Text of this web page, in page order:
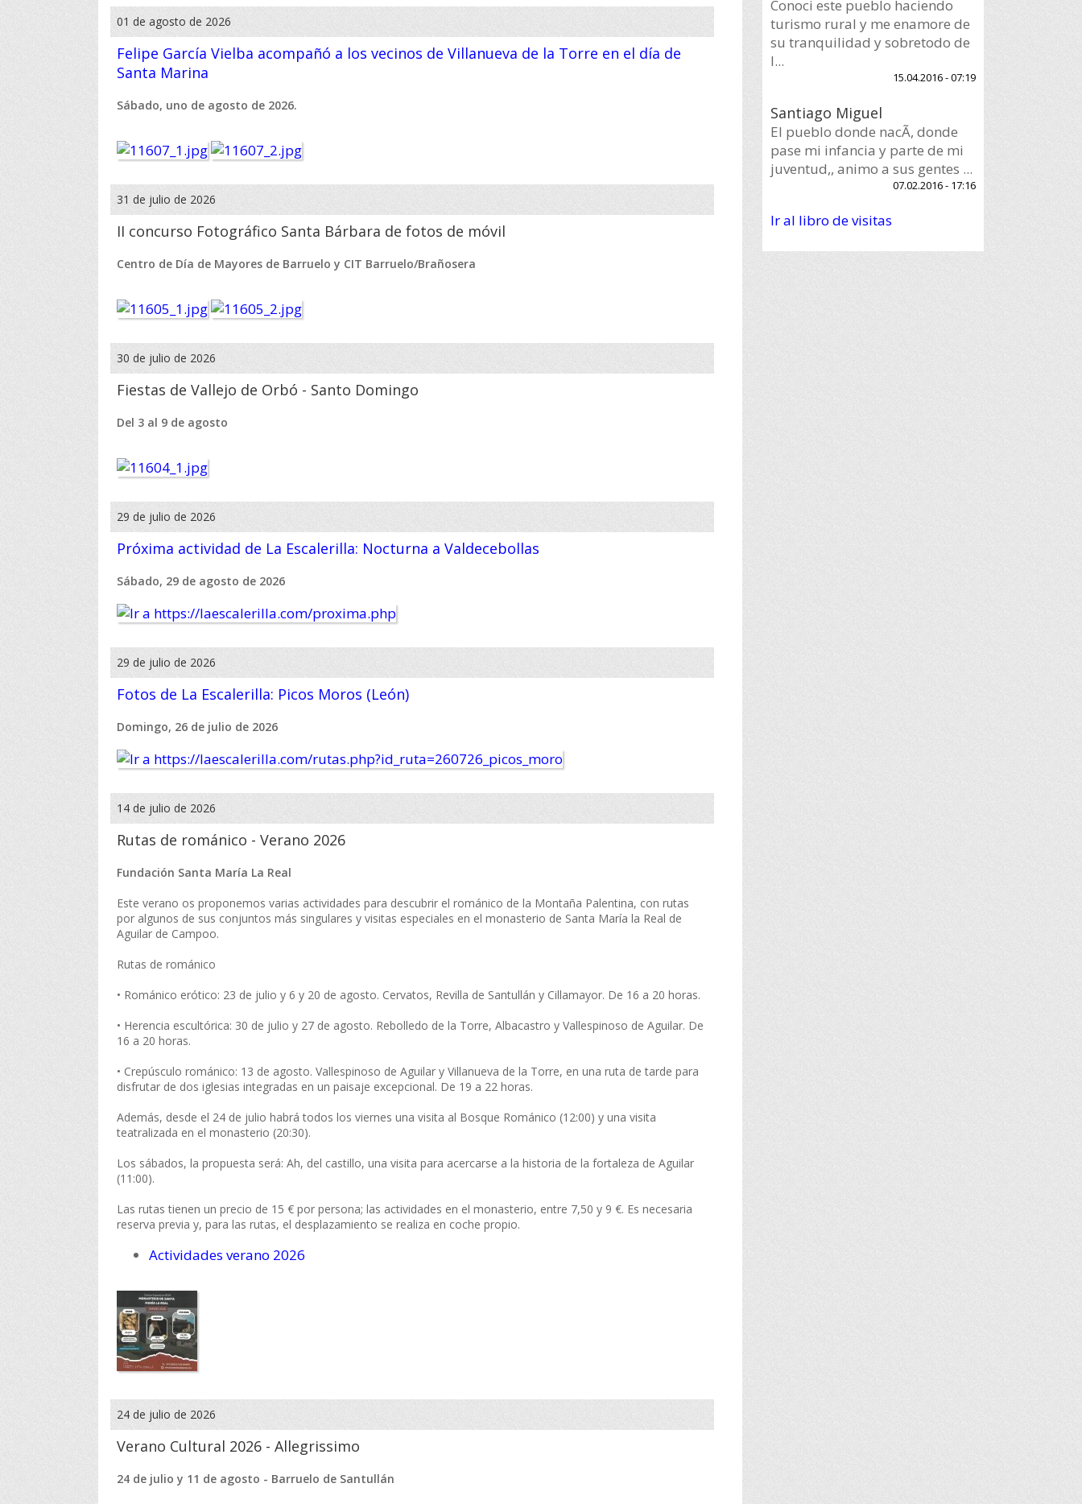
01 de agosto de 2026
Felipe García Vielba acompañó a los vecinos de Villanueva de la Torre en el día de
Santa Marina
Sábado, uno de agosto de 2026.
31 de julio de 2026
II concurso Fotográfico Santa Bárbara de fotos de móvil
Centro de Día de Mayores de Barruelo y CIT Barruelo/Brañosera
30 de julio de 2026
Fiestas de Vallejo de Orbó - Santo Domingo
Del 3 al 9 de agosto
29 de julio de 2026
Próxima actividad de La Escalerilla: Nocturna a Valdecebollas
Sábado, 29 de agosto de 2026
29 de julio de 2026
Fotos de La Escalerilla: Picos Moros (León)
Domingo, 26 de julio de 2026
14 de julio de 2026
Rutas de románico - Verano 2026
Fundación Santa María La Real
Este verano os proponemos varias actividades para descubrir el románico de la Montaña Palentina, con rutas
por algunos de sus conjuntos más singulares y visitas especiales en el monasterio de Santa María la Real de
Aguilar de Campoo.
Rutas de románico
• Románico erótico: 23 de julio y 6 y 20 de agosto. Cervatos, Revilla de Santullán y Cillamayor. De 16 a 20 horas.
• Herencia escultórica: 30 de julio y 27 de agosto. Rebolledo de la Torre, Albacastro y Vallespinoso de Aguilar. De
16 a 20 horas.
• Crepúsculo románico: 13 de agosto. Vallespinoso de Aguilar y Villanueva de la Torre, en una ruta de tarde para
disfrutar de dos iglesias integradas en un paisaje excepcional. De 19 a 22 horas.
Además, desde el 24 de julio habrá todos los viernes una visita al Bosque Románico (12:00) y una visita
teatralizada en el monasterio (20:30).
Los sábados, la propuesta será: Ah, del castillo, una visita para acercarse a la historia de la fortaleza de Aguilar
(11:00).
Las rutas tienen un precio de 15 € por persona; las actividades en el monasterio, entre 7,50 y 9 €. Es necesaria
reserva previa y, para las rutas, el desplazamiento se realiza en coche propio.
Actividades verano 2026
24 de julio de 2026
Verano Cultural 2026 - Allegrissimo
24 de julio y 11 de agosto - Barruelo de Santullán
Conoci este pueblo haciendo
turismo rural y me enamore de
su tranquilidad y sobretodo de
l...
15.04.2016 - 07:19
Santiago Miguel
El pueblo donde nacÃ­, donde
pase mi infancia y parte de mi
juventud,, animo a sus gentes ...
07.02.2016 - 17:16
Ir al libro de visitas